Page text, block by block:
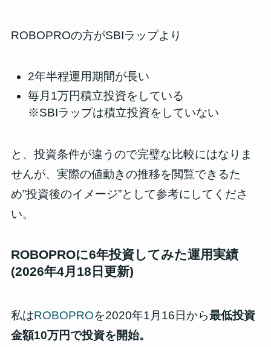
ROBOPROの方がSBIラップより
2年半程運用期間が長い
毎月1万円積立投資をしている
※SBIラップは積立投資をしていない
と、投資条件が違うので完璧な比較にはなりま
せんが、 実際の値動きの推移を閲覧できるた
め”投資後のイメージ”として参考に してくださ
い。
ROBOPROに6年投資してみた運用実績
(2026年4月18日更新)
私はROBOPROを2020年1月16日から最低投資
金額10万円で投資を開始。